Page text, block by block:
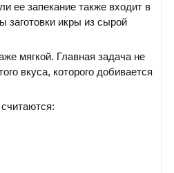
ее запекание также входит в
заготовки икры из сырой
мягкой. Главная задача не
вкуса, которого добивается